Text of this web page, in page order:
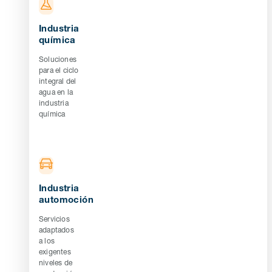
Industria
química
Soluciones
para el ciclo
integral del
agua en la
industria
química
Industria
automoción
Servicios
adaptados
a los
exigentes
niveles de